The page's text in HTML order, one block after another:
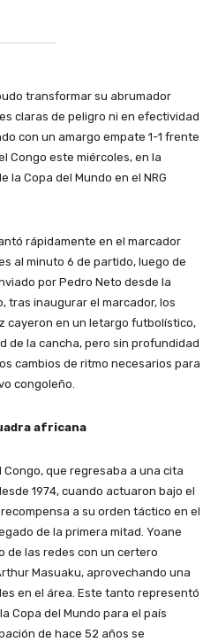
transformar su abrumador
claras de peligro ni en efectividad
con un amargo empate 1-1 frente
Congo este miércoles, en la
la Copa del Mundo en el NRG
rápidamente en el marcador
al minuto 6 de partido, luego de
por Pedro Neto desde la
tras inaugurar el marcador, los
cayeron en un letargo futbolístico,
de la cancha, pero sin profundidad
cambios de ritmo necesarios para
congoleño.
africana
que regresaba a una cita
1974, cuando actuaron bajo el
a su orden táctico en el
de la primera mitad. Yoane
de las redes con un certero
Masuaku, aprovechando una
en el área. Este tanto representó
Copa del Mundo para el país
de hace 52 años se